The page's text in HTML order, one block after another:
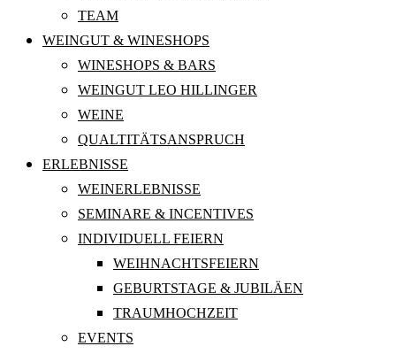
TEAM
WEINGUT & WINESHOPS
WINESHOPS & BARS
WEINGUT LEO HILLINGER
WEINE
QUALTITÄTSANSPRUCH
ERLEBNISSE
WEINERLEBNISSE
SEMINARE & INCENTIVES
INDIVIDUELL FEIERN
WEIHNACHTSFEIERN
GEBURTSTAGE & JUBILÄEN
TRAUMHOCHZEIT
EVENTS